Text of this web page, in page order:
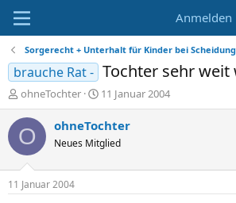
Anmelden
Sorgerecht + Unterhalt für Kinder bei Scheidung
brauche Rat - Tochter sehr weit
E
r
s
t
e
ohneTochter
E
r
s
e
t
11 Januar 2004
O ohneTochter
Neues Mitglied
11 Januar 2004